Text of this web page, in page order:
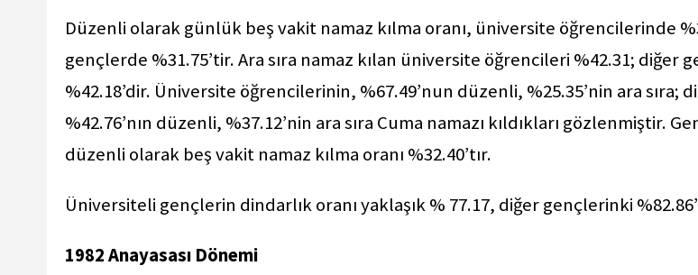
Düzenli olarak günlük beş vakit namaz kılma oranı, üniversite öğrencilerinde
gençlerde %31.75’tir. Ara sıra namaz kılan üniversite öğrencileri %42.31; diğer
%42.18’dir. Üniversite öğrencilerinin, %67.49’nun düzenli, %25.35’nin ara sıra;
%42.76’nın düzenli, %37.12’nin ara sıra Cuma namazı kıldıkları gözlenmiştir.
düzenli olarak beş vakit namaz kılma oranı %32.40’tır.
Üniversiteli gençlerin dindarlık oranı yaklaşık % 77.17, diğer gençlerinki
1982 Anayasası Dönemi